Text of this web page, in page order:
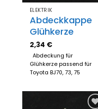
ELEKTRIK
Abdeckkappe
Glühkerze
2,34 €
Abdeckung für
Glühkerze passend für
Toyota BJ70, 73, 75